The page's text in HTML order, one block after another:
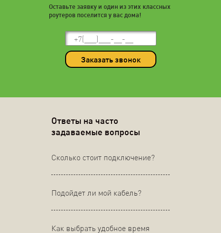
Оставьте заявку и один из этих классных
роутеров поселится у вас дома!
Заказать звонок
Ответы на часто
задаваемые вопросы
Сколько стоит подключение?
Подойдет ли мой кабель?
Как выбрать удобное время